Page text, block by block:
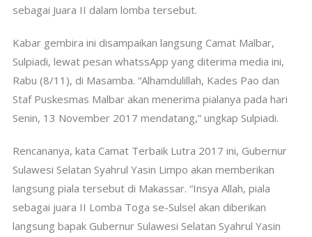
sebagai Juara II dalam lomba tersebut.
Kabar gembira ini disampaikan langsung Camat Malbar,
Sulpiadi, lewat pesan whatssApp yang diterima media ini,
Rabu (8/11), di Masamba. “Alhamdulillah, Kades Pao dan
Staf Puskesmas Malbar akan menerima pialanya pada hari
Senin, 13 November 2017 mendatang,” ungkap Sulpiadi.
Rencananya, kata Camat Terbaik Lutra 2017 ini, Gubernur
Sulawesi Selatan Syahrul Yasin Limpo akan memberikan
langsung piala tersebut di Makassar. “Insya Allah, piala
sebagai juara II Lomba Toga se-Sulsel akan diberikan
langsung bapak Gubernur Sulawesi Selatan Syahrul Yasin